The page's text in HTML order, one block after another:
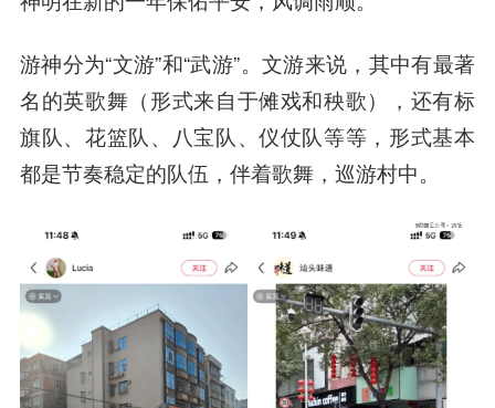
游神分为“文游”和“武游”。文游来说，其中有最著
名的英歌舞（形式来自于傩戏和秧歌），还有标
旗队、花篮队、八宝队、仪仗队等等，形式基本
都是节奏稳定的队伍，伴着歌舞，巡游村中。